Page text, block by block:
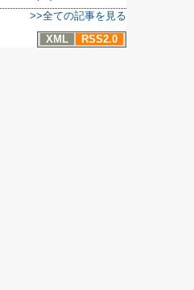
>>全ての記事を見る
XML
RSS2.0